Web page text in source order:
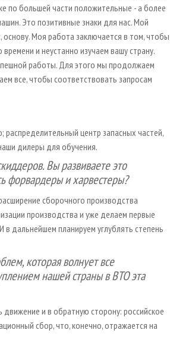
по большей части положительные - а более
Это позитивные знаки для нас. Мой
Моя работа заключается в том, чтобы
и неустанно изучаем вашу страну.
работы. Для этого мы продолжаем
все, чтобы соответствовать запросам
центр запасных частей,
дилеры для обучения.
Вы развиваете это
форвардеры и харвестеры?
сборочного производства
производства и уже делаем первые
в дальнейшем планируем углублять степень
которая волнует все
нашей страны в ВТО эта
и в обратную сторону: российское
сбор, что, конечно, отражается на